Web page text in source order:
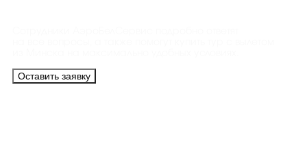
Оставить заявку